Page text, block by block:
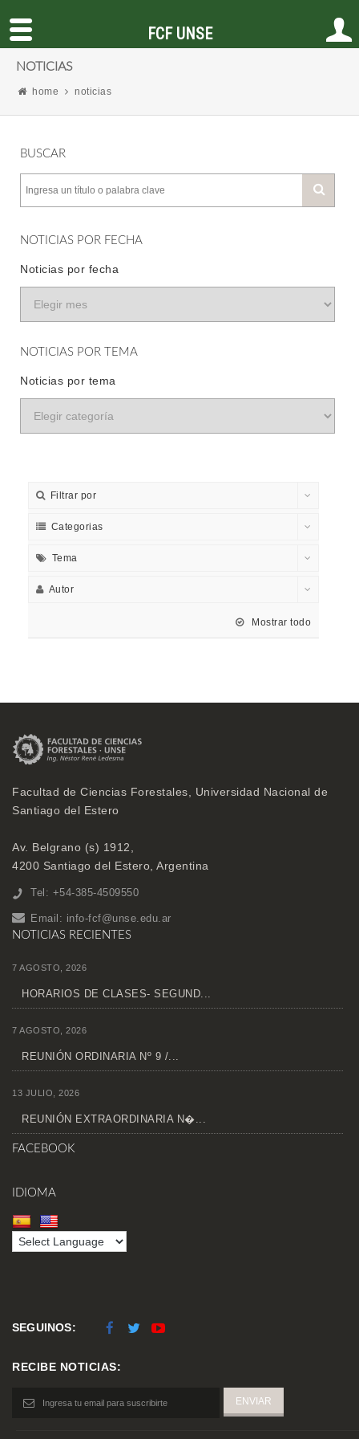
NOTICIAS
home noticias
BUSCAR
NOTICIAS POR FECHA
Noticias por fecha
NOTICIAS POR TEMA
Noticias por tema
Filtrar por
Categorias
Tema
Autor
Mostrar todo
Facultad de Ciencias Forestales, Universidad Nacional de
Santiago del Estero
Av. Belgrano (s) 1912,
4200 Santiago del Estero, Argentina
Tel: +54-385-4509550
Email: info-fcf@unse.edu.ar
NOTICIAS RECIENTES
7 AGOSTO, 2026
HORARIOS DE CLASES- SEGUND...
7 AGOSTO, 2026
REUNIÓN ORDINARIA Nº 9 /...
13 JULIO, 2026
REUNIÓN EXTRAORDINARIA N�...
FACEBOOK
IDIOMA
SEGUINOS:
RECIBE NOTICIAS:
FCF UNSE